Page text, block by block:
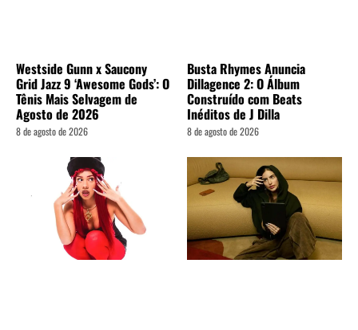
Westside Gunn x Saucony
Grid Jazz 9 ‘Awesome Gods’: O
Tênis Mais Selvagem de
Agosto de 2026
8 de agosto de 2026
Busta Rhymes Anuncia
Dillagence 2: O Álbum
Construído com Beats
Inéditos de J Dilla
8 de agosto de 2026